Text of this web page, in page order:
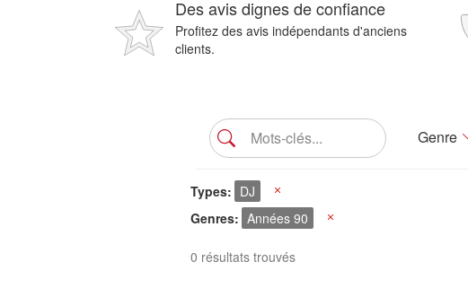
Des avis dignes de confiance
Profitez des avis indépendants d'anciens
clients.
Genre
Types DJ
Genres
Années 90
0 résultats trouvés